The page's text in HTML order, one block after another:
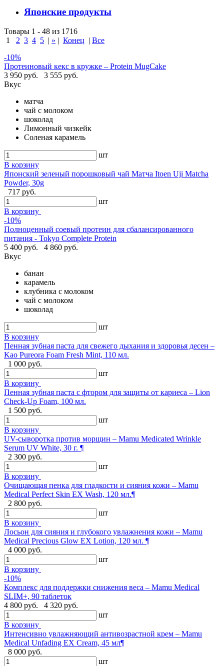
Японские продукты
Товары 1 - 48 из 1716
1
2 3 4 5 | » | Конец | Все
-10%
Протеиновый кекс в кружке – Protein MugCake
3 950 руб.
3 555 руб.
Вкус
матча
чай с молоком
шоколад
Лимонный чизкейк
Соленая карамель
шт
В корзину
Японский зеленый порошковый чай Матча Itoen Uji Matcha
Powder, 30g
717 руб.
шт
В корзину
-10%
Полноценный соевый протеин для сбалансированного
питания - Tokyo Complete Protein
5 400 руб.
4 860 руб.
Вкус
банан
карамель
клубника с молоком
чай с молоком
шоколад
шт
В корзину
Пенная зубная паста для свежего дыхания и здоровья десен –
Kao Pureora Foam Fresh Mint, 110 мл.
1 000 руб.
шт
В корзину
Пенная зубная паста с фтором для защиты от кариеса – Lion
Check-Up Foam, 100 мл.
1 500 руб.
шт
В корзину
UV-сыворотка против морщин – Mamu Medicated Wrinkle
Serum UV White, 30 г. ¶
2 300 руб.
шт
В корзину
Очищающая пенка для гладкости и сияния кожи – Mamu
Medical Perfect Skin EX Wash, 120 мл.¶
2 800 руб.
шт
В корзину
Лосьон для сияния и глубокого увлажнения кожи – Mamu
Medical Precious Glow EX Lotion, 120 мл. ¶
4 000 руб.
шт
В корзину
-10%
Комплекс для поддержки снижения веса – Mamu Medical
SLIM+, 90 таблеток
4 800 руб.
4 320 руб.
шт
В корзину
Интенсивно увлажняющий антивозрастной крем – Mamu
Medical Unfading EX Cream, 45 мл¶
8 000 руб.
шт